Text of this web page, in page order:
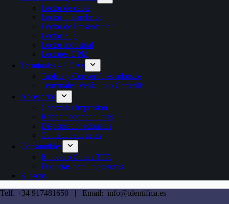
Lector de cable
Lector Inalambrico
Lector de Presentacion
Lector Fijo
Lector industrial
Lectores DPM
Terminales – PDA’s
Tablets y Convertibles robustos
Terminales Vehículo o Carretilla
Accesorios
Cabezales impresion
Rebobinador etiquetas
Dispensador etiquetas
Contador etiquetas
Consumibles
Ribbon o Cintas TTR
Etiquetas para impresoras
Kioscos
Telf. +34 917481650 | Email: info@identifica.es